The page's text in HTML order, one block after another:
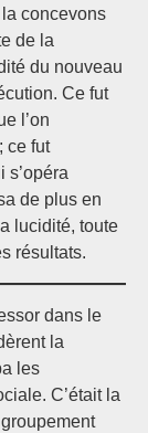
la concevons
de la
du nouveau
Ce fut
l’on
ce fut
s’opéra
de plus en
lucidité, toute
résultats.
dans le
la
les
C’était la